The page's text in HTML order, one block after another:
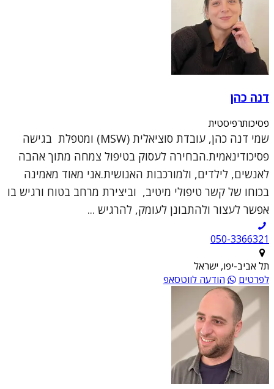
דנה כהן
פסיכותרפיסטית
שמי דנה כהן, עובדת סוציאלית (MSW) ומטפלת בגישה
פסיכודינאמית.הבחירה לעסוק בטיפול צמחה מתוך אהבה
לאנשים, לילדים, ולמורכבות האנושית.אני מאוד מאמינה
בכוחו של קשר טיפולי מיטיב, וביצירת מרחב בטוח ורגיש בו
אפשר לעצור ולהתבונן לעומק, להרגיש ...
050-3366321
תל אביב-יפו, ישראל
לפרטים
הודעה לווטסאפ